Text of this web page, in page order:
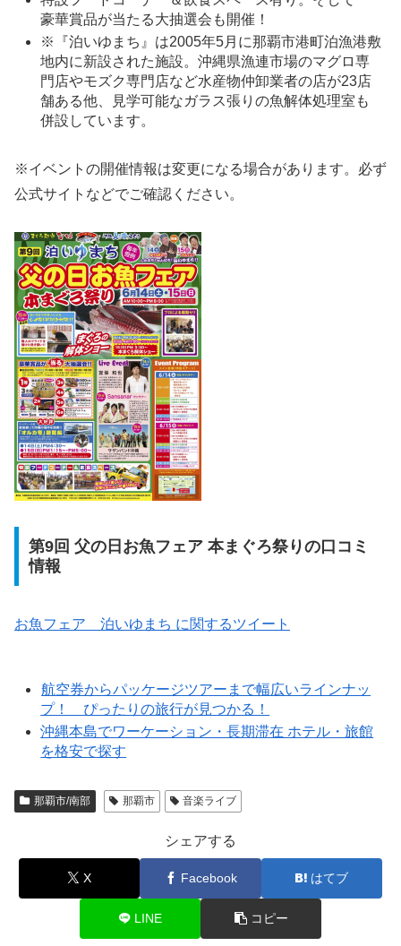
豪華賞品が当たる大抽選会も開催！
※『泊いゆまち』は2005年5月に那覇市港町泊漁港敷
地内に新設された施設。沖縄県漁連市場のマグロ専
門店やモズク専門店など水産物仲卸業者の店が23店
舗ある他、見学可能なガラス張りの魚解体処理室も
併設しています。
※イベントの開催情報は変更になる場合があります。必ず
公式サイトなどでご確認ください。
第9回 父の日お魚フェア 本まぐろ祭りの口コミ
情報
お魚フェア 泊いゆまち に関するツイート
航空券からパッケージツアーまで幅広いラインナッ
プ！ ぴったりの旅行が見つかる！
沖縄本島でワーケーション・長期滞在 ホテル・旅館
を格安で探す
那覇市/南部 那覇市 音楽ライブ
シェアする
X Facebook はてブ
LINE コピー